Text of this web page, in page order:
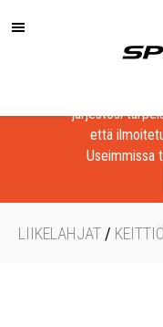
Löydä
järjestösi
että
Useimmissa
LIIKELAHJAT / KEITTIÖ